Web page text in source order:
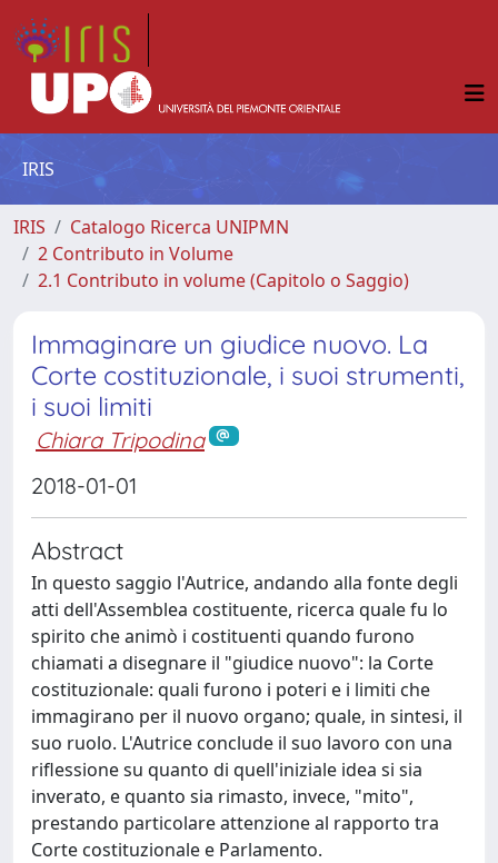
IRIS
IRIS
Catalogo Ricerca UNIPMN
2 Contributo in Volume
2.1 Contributo in volume (Capitolo o Saggio)
Immaginare un giudice nuovo. La
Corte costituzionale, i suoi strumenti,
i suoi limiti
Chiara Tripodina
2018-01-01
Abstract
In questo saggio l'Autrice, andando alla fonte degli
atti dell'Assemblea costituente, ricerca quale fu lo
spirito che animò i costituenti quando furono
chiamati a disegnare il "giudice nuovo": la Corte
costituzionale: quali furono i poteri e i limiti che
immagirano per il nuovo organo; quale, in sintesi, il
suo ruolo. L'Autrice conclude il suo lavoro con una
riflessione su quanto di quell'iniziale idea si sia
inverato, e quanto sia rimasto, invece, "mito",
prestando particolare attenzione al rapporto tra
Corte costituzionale e Parlamento.